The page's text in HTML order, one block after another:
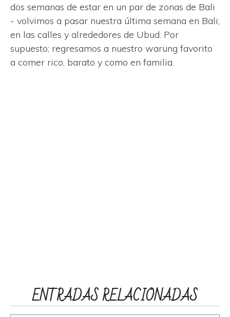
dos semanas de estar en un par de zonas de Bali
- volvimos a pasar nuestra última semana en Bali;
en las calles y alrededores de Ubud. Por
supuesto; regresamos a nuestro warung favorito
a comer rico, barato y como en familia.
ENTRADAS RELACIONADAS